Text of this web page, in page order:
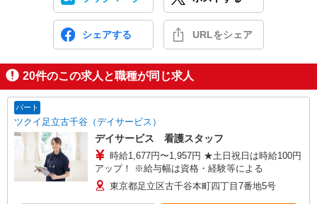
シェアする URLをシェア
20件のこの求人と職種が同じ求人
パート
ツクイ足立古千谷（デイサービス）
デイサービス 看護スタッフ
時給1,677円〜1,957円 ★土日祝日は時給100円
アップ！ ※給与幅は資格・経験等による
東京都足立区古千谷本町四丁目7番地5号